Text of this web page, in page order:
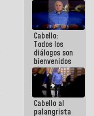
Dinorah
Figuera y
acuerdan
primer
encuentro
presencial
para el
diálogo
Cabello:
Todos los
diálogos son
bienvenidos
siempre que
estén en el
marco de la
Constitución
de la
República
Cabello al
palangrista